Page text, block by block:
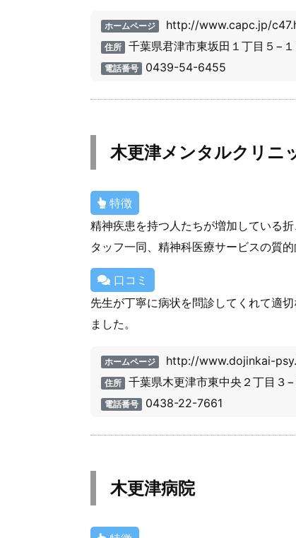
ホームページ http://www.capc.jp/
住所 千葉県君津市東坂田１丁目５−１
電話番号 0439-54-6455
木更津メンタルクリニ
特徴
精神疾患を持つ人たちが増加している
タッフ一同、精神科医療サービスの質
口コミ
先生が丁寧に病状を問診してくれて適
ました。
ホームページ http://www.dojinkai-
住所 千葉県木更津市東中央２丁目３−
電話番号 0438-22-7661
木更津病院